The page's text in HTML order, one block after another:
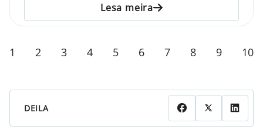
Lesa meira
1 2 3 4 5 6 7 8 9 10
DEILA